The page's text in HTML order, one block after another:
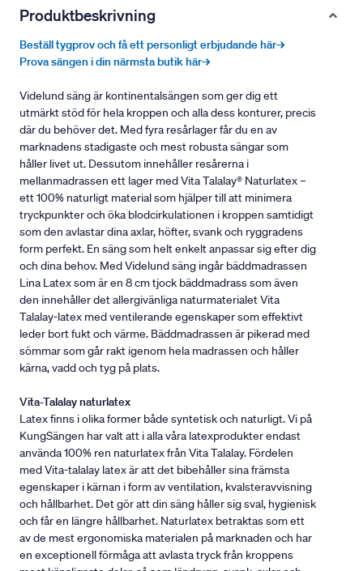
Produktbeskrivning
Beställ tygprov och få ett personligt erbjudande här→
Prova sängen i din närmsta butik här→
Videlund säng är kontinentalsängen som ger dig ett
utmärkt stöd för hela kroppen och alla dess konturer, precis
där du behöver det. Med fyra resårlager får du en av
marknadens stadigaste och mest robusta sängar som
håller livet ut. Dessutom innehåller resårerna i
mellanmadrassen ett lager med Vita Talalay® Naturlatex –
ett 100% naturligt material som hjälper till att minimera
tryckpunkter och öka blodcirkulationen i kroppen samtidigt
som den avlastar dina axlar, höfter, svank och ryggradens
form perfekt. En säng som helt enkelt anpassar sig efter dig
och dina behov. Med Videlund säng ingår bäddmadrassen
Lina Latex som är en 8 cm tjock bäddmadrass som även
den innehåller det allergivänliga naturmaterialet Vita
Talalay-latex med ventilerande egenskaper som effektivt
leder bort fukt och värme. Bäddmadrassen är pikerad med
sömmar som går rakt igenom hela madrassen och håller
kärna, vadd och tyg på plats.
Vita-Talalay naturlatex
Latex finns i olika former både syntetisk och naturligt. Vi på
KungSängen har valt att i alla våra latexprodukter endast
använda 100% ren naturlatex från Vita Talalay. Fördelen
med Vita-talalay latex är att det bibehåller sina främsta
egenskaper i kärnan i form av ventilation, kvalsteravvisning
och hållbarhet. Det gör att din säng håller sig sval, hygienisk
och får en längre hållbarhet. Naturlatex betraktas som ett
av de mest ergonomiska materialen på marknaden och har
en exceptionell förmåga att avlasta tryck från kroppens